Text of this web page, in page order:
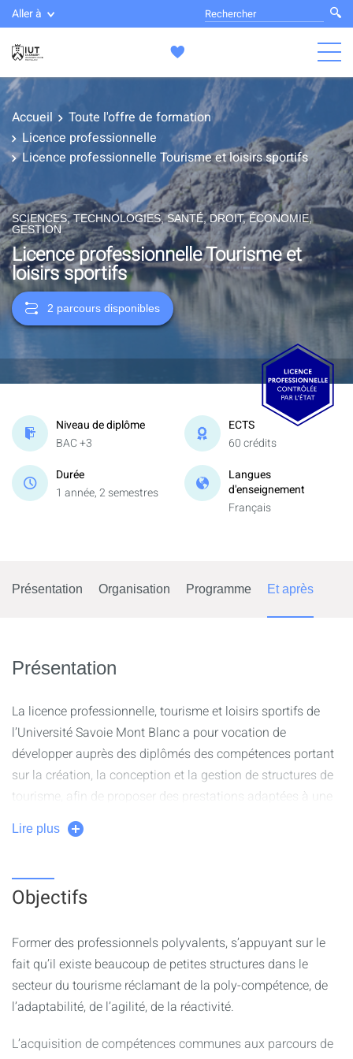
Aller à
Accueil
Toute l'offre de formation
Licence professionnelle
Licence professionnelle Tourisme et loisirs sportifs
SCIENCES, TECHNOLOGIES, SANTÉ, DROIT, ÉCONOMIE,
GESTION
Licence professionnelle Tourisme et
loisirs sportifs
2 parcours disponibles
Niveau de diplôme
BAC +3
ECTS
60 crédits
Durée
1 année, 2 semestres
Langues
d'enseignement
Français
Présentation Organisation Programme Et après
Présentation
La licence professionnelle, tourisme et loisirs sportifs de
l’Université Savoie Mont Blanc a pour vocation de
développer auprès des diplômés des compétences portant
sur la création, la conception et la gestion de structures de
tourisme, afin de proposer des prestations adaptées à une
clientèle spécifique, en tenant compte des particularités du
territoire de montagne et dans une perspective de
fonction du profil des étudiants :
sur le campus du Bourget-du-Lac et accueille
majoritairement des techniciens spécialistes dans les
activités sports nature issues du DEUST Activités de
pleine nature (APN), du L2 STAPS, des BTS Gestion et
Protection de la Nature (GPN) avec une bi qualification
Lire plus
Objectifs
Former des professionnels polyvalents, s’appuyant sur le
fait qu’il existe beaucoup de petites structures dans le
secteur du tourisme réclamant de la poly-compétence, de
l’adaptabilité, de l’agilité, de la réactivité.
L’acquisition de compétences communes aux parcours de